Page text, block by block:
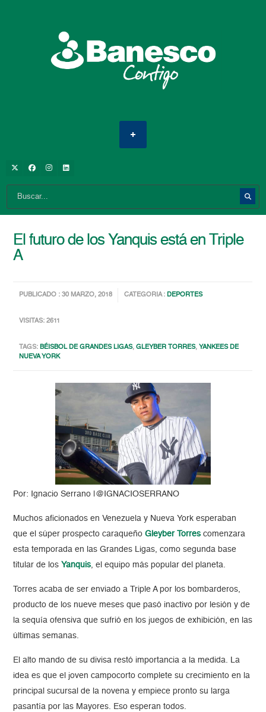
El futuro de los Yanquis está en Triple
A
PUBLICADO : 30 MARZO, 2018 CATEGORIA :DEPORTES
VISITAS: 2611
TAGS:BÉISBOL DE GRANDES LIGAS,GLEYBER TORRES, YANKEES DE
NUEVA YORK
Por: Ignacio Serrano |@IGNACIOSERRANO
Muchos aficionados en Venezuela y Nueva York esperaban
que el súper prospecto caraqueñoGleyber Torres comenzara
esta temporada en las Grandes Ligas, como segunda base
titular de los Yanquis, el equipo más popular del planeta.
Torres acaba de ser enviado a Triple A por los bombarderos,
producto de los nueve meses que pasó inactivo por lesión y de
la sequía ofensiva que sufrió en los juegos de exhibición, en las
últimas semanas.
El alto mando de su divisa restó importancia a la medida. La
idea es que el joven campocorto complete su crecimiento en la
principal sucursal de la novena y empiece pronto su larga
pasantía por las Mayores. Eso esperan todos.